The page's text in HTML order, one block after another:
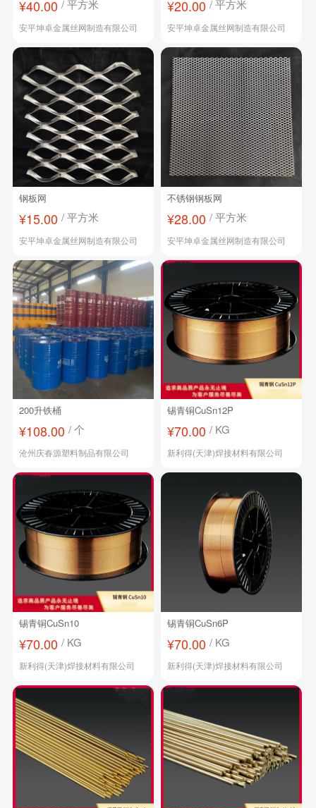
¥40.00 / 平方米
安平坤卓金属丝网制造有限公司
¥20.00 / 平方米
安平坤卓金属丝网制造有限公司
钢板网
¥15.00 / 平方米
安平坤卓金属丝网制造有限公司
不锈钢钢板网
¥28.00 / 平方米
安平坤卓金属丝网制造有限公司
200升铁桶
¥108.00 / 个
沧州庆春源塑料制品有限公司
锡青铜CuSn12P
¥70.00 / KG
新利得(天津)焊接材料有限公司
锡青铜CuSn10
¥70.00 / KG
新利得(天津)焊接材料有限公司
锡青铜CuSn6P
¥70.00 / KG
新利得(天津)焊接材料有限公司